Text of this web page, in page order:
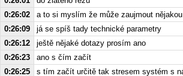
0:26:02
a to si myslím že může zaujmout
0:26:09
já se spíš tady technické parametry
0:26:12
ještě nějaké dotazy prosím ano
0:26:23
ano s čím začít
0:26:25
s tím začít určitě tak stresem systém s